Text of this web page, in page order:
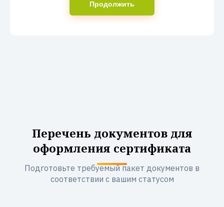
Продолжить
Перечень документов для
оформления сертификата
Подготовьте требуемый пакет документов в
соответствии с вашим статусом